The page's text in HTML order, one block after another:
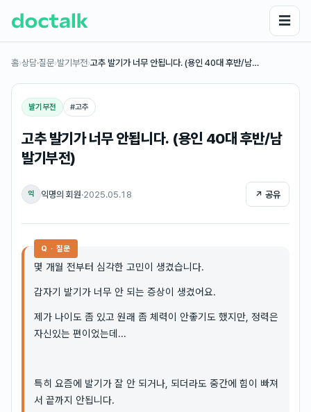
☰
홈›상담·질문›발기부전›고추 발기가 너무 안됩니다. (용인 40대 후반/남…
발기부전 #고추
고추 발기가 너무 안됩니다. (용인 40대 후반/남
발기부전)
익 익명의 회원·2025.05.18 ↗ 공유
Q · 질문
몇 개월 전부터 심각한 고민이 생겼습니다.
갑자기 발기가 너무 안 되는 증상이 생겼어요.
제가 나이도 좀 있고 원래 좀 체력이 안좋기도 했지만, 정력은
자신있는 편이었는데...
특히 요즘에 발기가 잘 안 되거나, 되더라도 중간에 힘이 빠져
서 끝까지 안됩니다.